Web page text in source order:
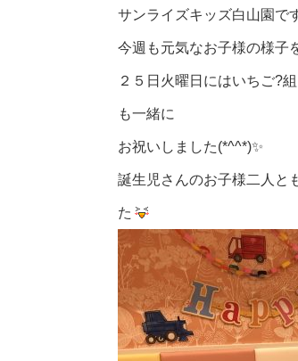
サンライズキッズ白山園で
今週も元気なお子様の様子
２５日火曜日にはいちご?
も一緒に
お祝いしました(*^^*)✨
誕生児さんのお子様二人と
た